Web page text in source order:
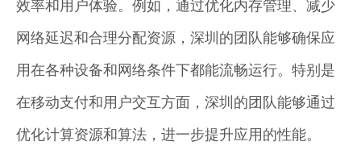
效率和用户体验。例如，通过优化内存管理、减少
网络延迟和合理分配资源，深圳的团队能够确保应
用在各种设备和网络条件下都能流畅运行。特别是
在移动支付和用户交互方面，深圳的团队能够通过
优化计算资源和算法，进一步提升应用的性能。